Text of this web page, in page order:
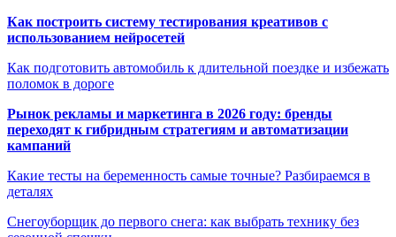
Как построить систему тестирования креативов с
использованием нейросетей
Как подготовить автомобиль к длительной поездке и избежать
поломок в дороге
Рынок рекламы и маркетинга в 2026 году: бренды
переходят к гибридным стратегиям и автоматизации
кампаний
Какие тесты на беременность самые точные? Разбираемся в
деталях
Снегоуборщик до первого снега: как выбрать технику без